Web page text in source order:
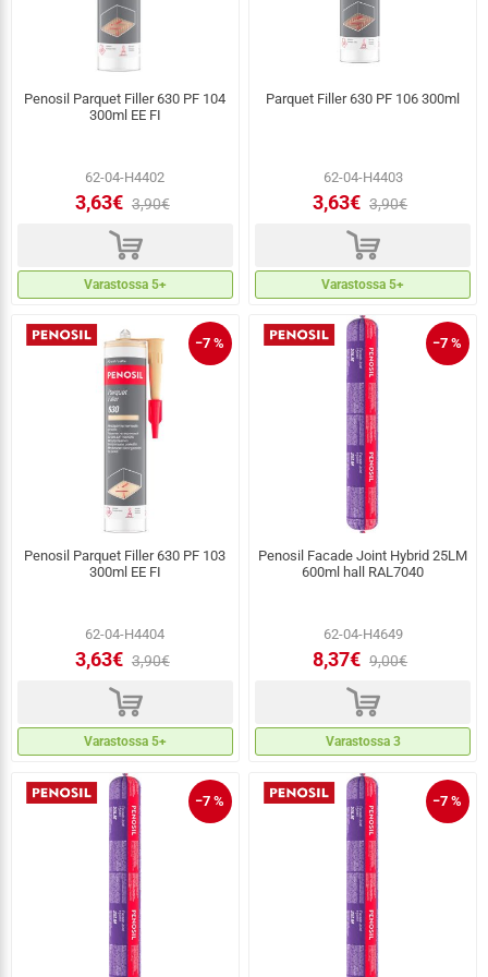
Penosil Parquet Filler 630 PF 104
300ml EE FI
62-04-H4402
3,63€ 3,90€
d
Varastossa 5+
Parquet Filler 630 PF 106 300ml
62-04-H4403
3,63€ 3,90€
d
Varastossa 5+
−7 %
Penosil Parquet Filler 630 PF 103
300ml EE FI
62-04-H4404
3,63€ 3,90€
d
Varastossa 5+
−7 %
Penosil Facade Joint Hybrid 25LM
600ml hall RAL7040
62-04-H4649
8,37€ 9,00€
d
Varastossa 3
−7 % −7 %